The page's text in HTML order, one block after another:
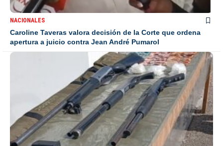
NACIONALES
Caroline Taveras valora decisión de la Corte que ordena
apertura a juicio contra Jean André Pumarol